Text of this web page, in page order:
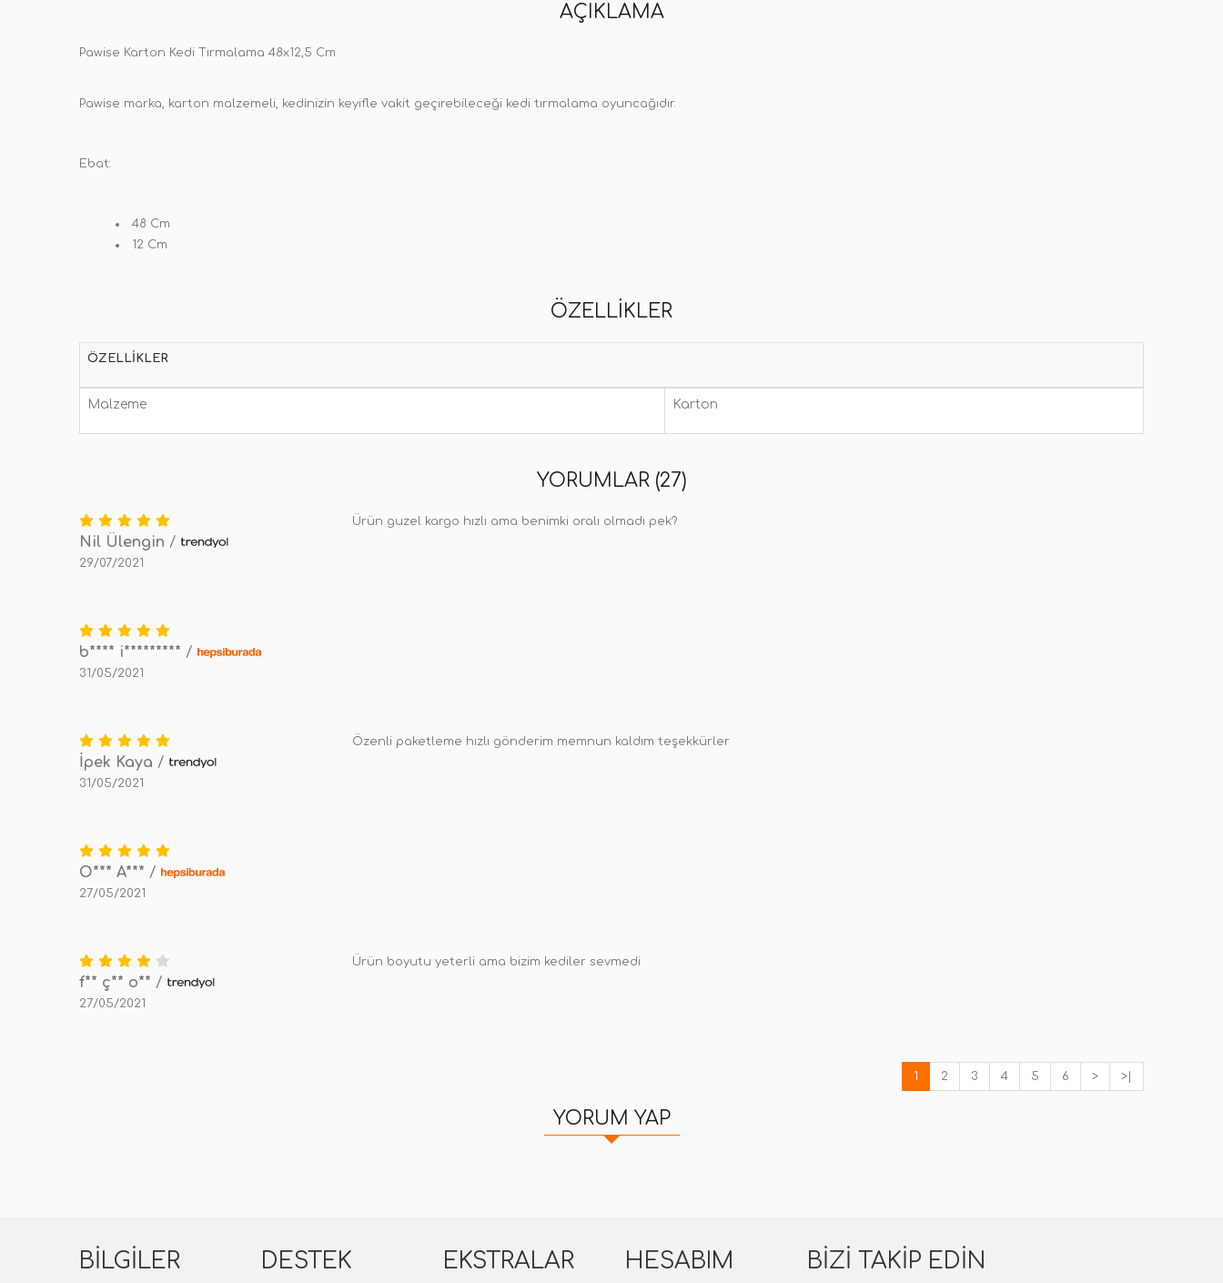
AÇIKLAMA
Pawise Karton Kedi Tırmalama 48x12,5 Cm
Pawise marka, karton malzemeli, kedinizin keyifle vakit geçirebileceği kedi tırmalama oyuncağıdır.
Ebat:
48 Cm
12 Cm
ÖZELLIKLER
ÖZELLIKLER
Malzeme Karton
YORUMLAR (27)
Nil Ülengin /
29/07/2021
Ürün guzel kargo hızlı ama benimki oralı olmadı pek?
b**** i********* /
31/05/2021
İpek Kaya /
31/05/2021
Özenli paketleme hızlı gönderim memnun kaldım teşekkürler
O*** A*** /
27/05/2021
f** ç** o** /
27/05/2021
Ürün boyutu yeterli ama bizim kediler sevmedi
1 2 3 4 5 6 > >|
YORUM YAP
BILGILER DESTEK EKSTRALAR HESABIM BIZI TAKIP EDIN